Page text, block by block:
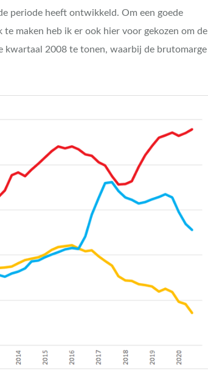
periode heeft ontwikkeld. Om een goede
maken heb ik er ook hier voor gekozen om de
kwartaal 2008 te tonen, waarbij de brutomarge